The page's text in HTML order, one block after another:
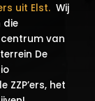
uit Elst. Wij
die
van
De
ZZP’ers, het